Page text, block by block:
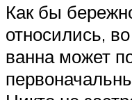
Как бы
относились,
ванна может